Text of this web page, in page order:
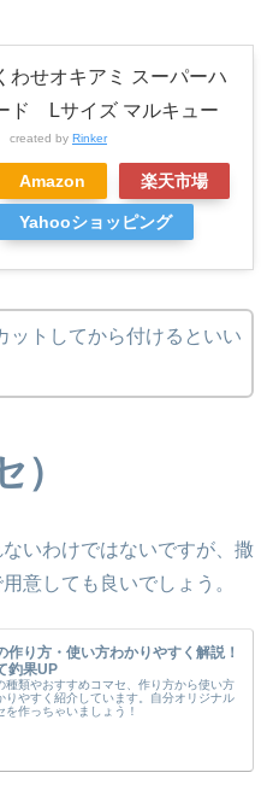
わせオキアミ スーパーハ
ド Lサイズ マルキュー
created by Rinker
Amazon 楽天市場
Yahooショッピング
ットしてから付けるといい
いわけではないですが、撒
意しても良いでしょう。
作り方・使い方わかりやすく解説！
釣果UP
種類やおすすめコマセ、作り方から使い方
りやすく紹介しています。自分オリジナル
を作っちゃいましょう！